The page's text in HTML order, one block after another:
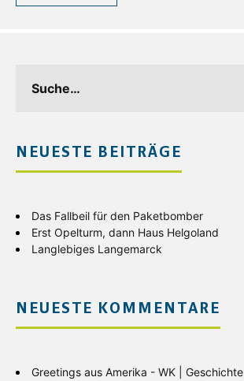
NEUESTE BEITRÄGE
Das Fallbeil für den Paketbomber
Erst Opelturm, dann Haus Helgoland
Langlebiges Langemarck
NEUESTE KOMMENTARE
Greetings aus Amerika - WK | Geschichte